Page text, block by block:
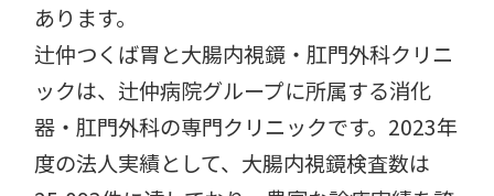
あります。
辻仲つくば胃と大腸内視鏡・肛門外科クリニ
ックは、辻仲病院グループに所属する消化
器・肛門外科の専門クリニックです。2023年
度の法人実績として、大腸内視鏡検査数は